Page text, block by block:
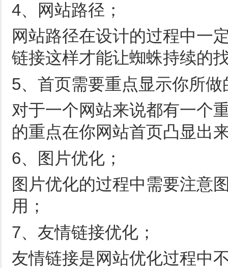
4、网站路径；
网站路径在设计的过程中一
链接这样才能让蜘蛛持续的
5、首页需要重点显示你所做
对于一个网站来说都有一个
的重点在你网站首页凸显出
6、图片优化；
图片优化的过程中需要注意
用；
7、友情链接优化；
友情链接是网站优化过程中